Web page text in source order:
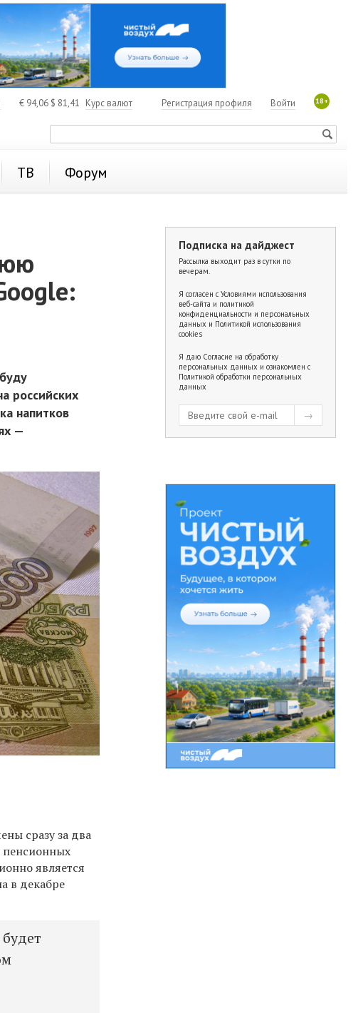
€ 94,06 $ 81,41 Курс валют 18+
Войти
Регистрация профиля
ТВ Форум
российских
напитков
—
сразу за два
пенсионных
является
в декабре
Подписка на дайджест
Рассылка выходит раз в сутки по
вечерам.
Я согласен с Условиями использования
веб-сайта и политикой
конфиденциальности и персональных
данных и Политикой использования
cookies
Я даю Согласие на обработку
персональных данных и ознакомлен с
Политикой обработки персональных
данных